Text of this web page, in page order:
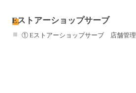
Eストアーショップサーブ
① Eストアーショップサーブ 店舗管理